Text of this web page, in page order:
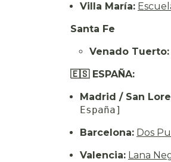
Villa María:
Santa Fe
Venado Tuerto:
🇪🇸 ESPAÑA:
Madrid / San
España]
Barcelona: Dos
Valencia: Lana